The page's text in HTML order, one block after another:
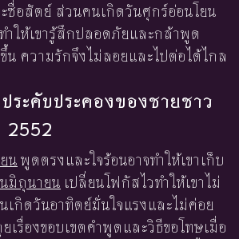
ซื่อสัตย์ ส่วนคนเกิดวันศุกร์อ่อนโยน
ำให้เขารู้สึกปลอดภัยและกล้าพูด
น ความรักจึงไม่ลอยและไปต่อได้ไกล
ระคับประคองของชายชาว
2552
น พูดตรงและใจร้อนอาจทำให้เขาเก็บ
มิถุนายน เปลี่ยนโฟกัสไวทำให้เขาไม่
กิดวันอาทิตย์มั่นใจแรงและไม่ค่อย
เรื่องขอบเขตคำพูดและวิธีขอโทษเมื่อ